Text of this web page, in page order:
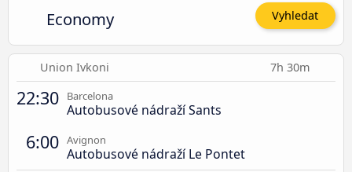
Economy Vyhledat
Union Ivkoni 7h 30m
22:30 Barcelona
Autobusové nádraží Sants
6:00 Avignon
Autobusové nádraží Le Pontet